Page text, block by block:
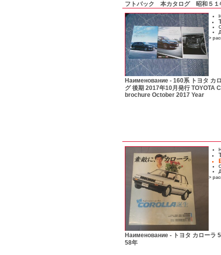
フトバック 本カタログ 昭和５
>
Наименование - 160系 トヨタ カ
グ 後期 2017年10月発行 TOYOTA
brochure October 2017 Year
>
Наименование -
トヨタ カロー
58年